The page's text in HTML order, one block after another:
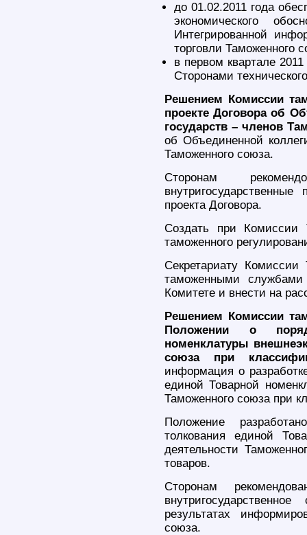
до 01.02.2011 года
экономического
Интегрированной
торговли Таможенного
в первом квартале
Сторонами
Решением Комиссии
проекте Договора об
государств – членов
об Объединенной
Таможенного союза.
Сторонам
проекта Договора.
Создать при Комиссии
таможенного
Секретариату
таможенными службами
Комитете и внести на
Решением Комиссии
Положении о
номенклатуры
союза при
информация о
единой Товарной
Таможенного союза при
Положение
толкования единой
деятельности
товаров.
Сторонам
результатах
союза.